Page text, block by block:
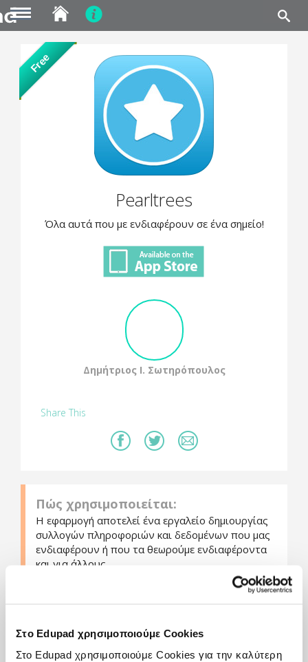
Στο Edupad χρησιμοποιούμε Cookies
Στο Edupad χρησιμοποιούμε Cookies για την καλύτερη
content
Free
Pearltrees
Όλα αυτά που με ενδιαφέρουν σε ένα σημείο!
Δημήτριος Ι. Σωτηρόπουλος
Share This
Πώς χρησιμοποιείται:
Η εφαρμογή αποτελεί ένα εργαλείο δημιουργίας
συλλογών πληροφοριών και δεδομένων που μας
ενδιαφέρουν ή που τα θεωρούμε ενδιαφέροντα
και για άλλους.
τους οποίους μπορούμε και να μοιραζόμαστε τις
συλλογές μας.